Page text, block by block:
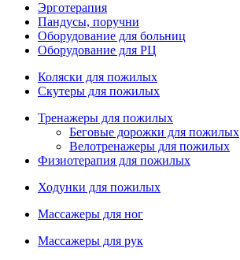
Эрготерапия
Пандусы, поручни
Оборудование для больниц
Оборудование для РЦ
Коляски для пожилых
Скутеры для пожилых
Тренажеры для пожилых
Беговые дорожки для пожилых
Велотренажеры для пожилых
Физиотерапия для пожилых
Ходунки для пожилых
Массажеры для ног
Массажеры для рук